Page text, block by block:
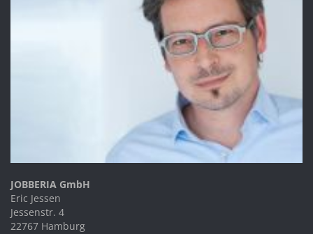
JOBBERIA GmbH
Eric Jessen
Jessenstr. 4
22767 Hamburg